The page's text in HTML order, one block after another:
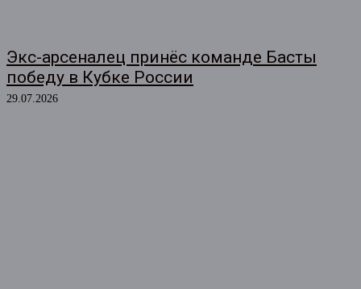
Экс-арсеналец принёс команде Басты
победу в Кубке России
29.07.2026